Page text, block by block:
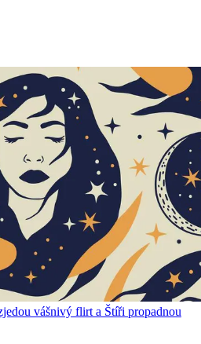
vášnivý flirt a Štíři propadnou